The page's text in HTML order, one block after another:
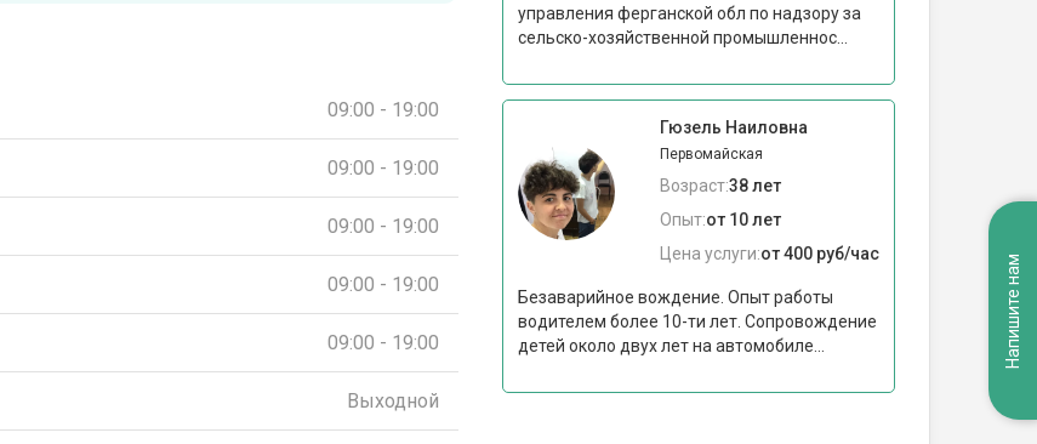
09:00 - 19:00
09:00 - 19:00
09:00 - 19:00
09:00 - 19:00
09:00 - 19:00
Выходной
управления ферганской обл по надзору за
сельско-хозяйственной промышленнос...
Гюзель Наиловна
Первомайская
Возраст:38 лет
Опыт:от 10 лет
Цена услуги:от 400 руб/час
Безаварийное вождение. Опыт работы
водителем более 10-ти лет. Сопровождение
детей около двух лет на автомобиле...
Напишите нам